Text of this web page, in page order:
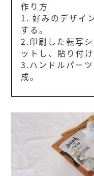
作り方
1. 好みのデザイ
する。
2.印刷した転写
ットし、貼り付け
3.ハンドルパー
成。